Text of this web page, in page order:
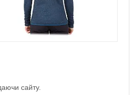
сайту.